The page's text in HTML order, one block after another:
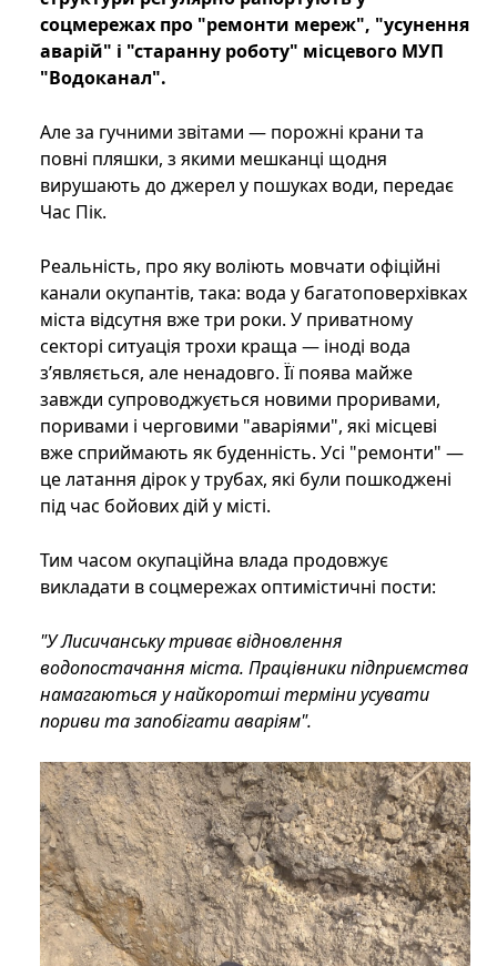
соцмережах про "ремонти мереж", "усунення
аварій" і "старанну роботу" місцевого МУП
"Водоканал".
Але за гучними звітами — порожні крани та
повні пляшки, з якими мешканці щодня
вирушають до джерел у пошуках води, передає
Час Пік.
Реальність, про яку воліють мовчати офіційні
канали окупантів, така: вода у багатоповерхівках
міста відсутня вже три роки. У приватному
секторі ситуація трохи краща — іноді вода
з’являється, але ненадовго. Її поява майже
завжди супроводжується новими проривами,
поривами і черговими "аваріями", які місцеві
вже сприймають як буденність. Усі "ремонти" —
це латання дірок у трубах, які були пошкоджені
під час бойових дій у місті.
Тим часом окупаційна влада продовжує
викладати в соцмережах оптимістичні пости:
"У Лисичанську триває відновлення
водопостачання міста. Працівники підприємства
намагаються у найкоротші терміни усувати
пориви та запобігати аваріям".